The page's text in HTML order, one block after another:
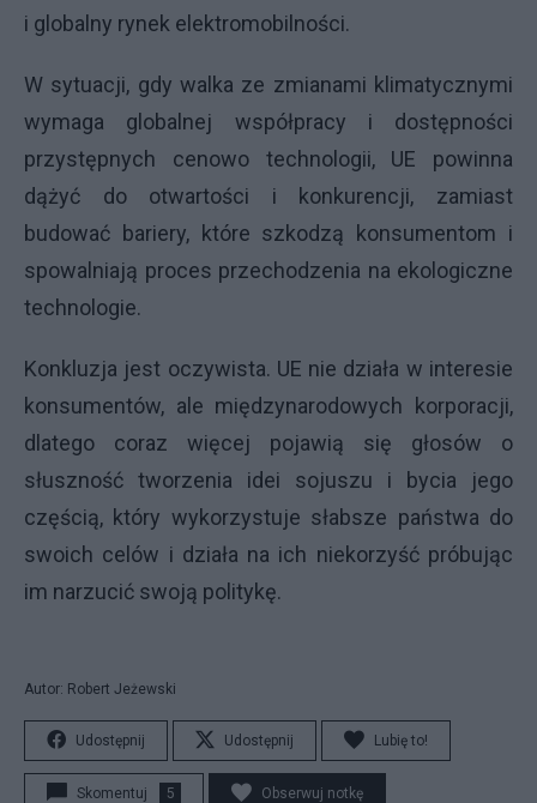
i globalny rynek elektromobilności.
W sytuacji, gdy walka ze zmianami klimatycznymi
wymaga globalnej współpracy i dostępności
przystępnych cenowo technologii, UE powinna
dążyć do otwartości i konkurencji, zamiast
budować bariery, które szkodzą konsumentom i
spowalniają proces przechodzenia na ekologiczne
technologie.
Konkluzja jest oczywista. UE nie działa w interesie
konsumentów, ale międzynarodowych korporacji,
dlatego coraz więcej pojawią się głosów o
słuszność tworzenia idei sojuszu i bycia jego
częścią, który wykorzystuje słabsze państwa do
swoich celów i działa na ich niekorzyść próbując
im narzucić swoją politykę.
Autor: Robert Jeżewski
Udostępnij Udostępnij Lubię to!
Skomentuj 5 Obserwuj notkę